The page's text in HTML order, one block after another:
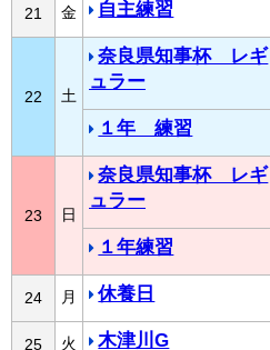
21 金 自主練習
22 土
奈良県知事杯 レギ
ュラー
１年 練習
23 日
奈良県知事杯 レギ
ュラー
１年練習
24 月 休養日
25 火 木津川G